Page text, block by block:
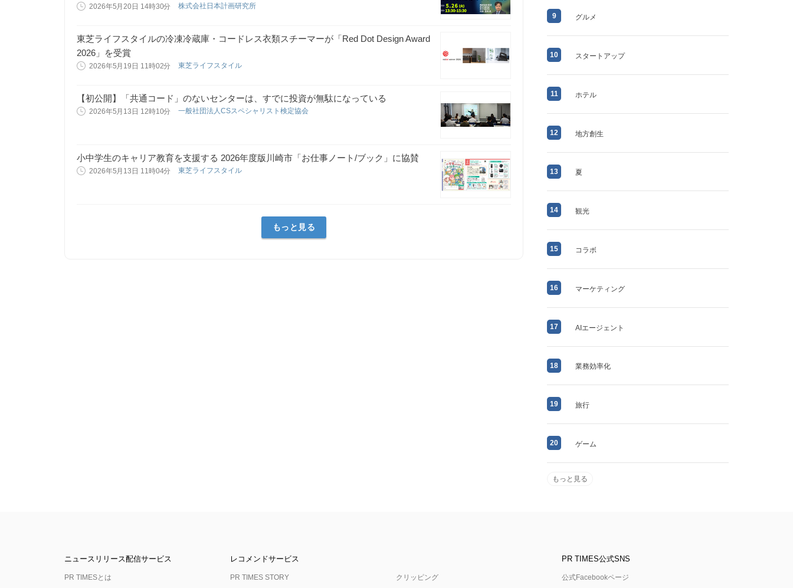
2026年5月20日 14時30分 株式会社日本計画研究所
東芝ライフスタイルの冷凍冷蔵庫・コードレス衣類スチーマーが「Red Dot Design Award
2026」を受賞
2026年5月19日 11時02分 東芝ライフスタイル
【初公開】「共通コード」のないセンターは、すでに投資が無駄になっている
2026年5月13日 12時10分 一般社団法人CSスペシャリスト検定協会
小中学生のキャリア教育を支援する 2026年度版川崎市「お仕事ノート/ブック」に協賛
2026年5月13日 11時04分 東芝ライフスタイル
もっと見る
9 グルメ
10 スタートアップ
11 ホテル
12 地方創生
13 夏
14 観光
15 コラボ
16 マーケティング
17 AIエージェント
18 業務効率化
19 旅行
20 ゲーム
もっと見る
ニュースリリース配信サービス
PR TIMESとは
レコメンドサービス
PR TIMES STORY クリッピング
PR TIMES公式SNS
公式Facebookページ